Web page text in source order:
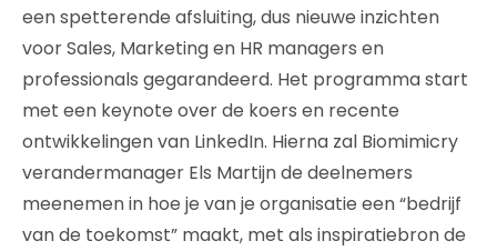
een spetterende afsluiting, dus nieuwe inzichten
voor Sales, Marketing en HR managers en
professionals gegarandeerd. Het programma start
met een keynote over de koers en recente
ontwikkelingen van LinkedIn. Hierna zal Biomimicry
verandermanager Els Martijn de deelnemers
meenemen in hoe je van je organisatie een “bedrijf
van de toekomst” maakt, met als inspiratiebron de